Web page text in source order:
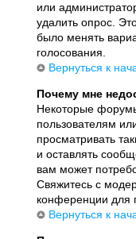
или
удалить опрос.
было менять
голосования.
Вернуться к
Почему мне
Некоторые
пользователям
просматривать
и оставлять
вам может
Свяжитесь с
конференции для
Вернуться к